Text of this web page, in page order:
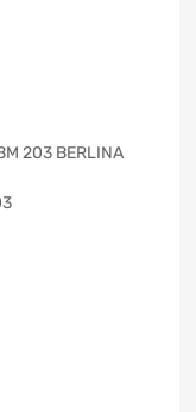
203 BERLINA